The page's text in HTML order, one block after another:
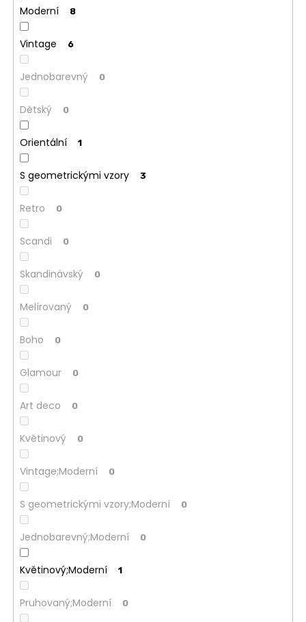
Moderní 8
Vintage 6
Jednobarevný 0
Dětský 0
Orientální 1
S geometrickými vzory 3
Retro 0
Scandi 0
Skandinávský 0
Melírovaný 0
Boho 0
Glamour 0
Art deco 0
Květinový 0
Vintage;Moderní 0
S geometrickými vzory;Moderní 0
Jednobarevný;Moderní 0
Květinový;Moderní 1
Pruhovaný;Moderní 0